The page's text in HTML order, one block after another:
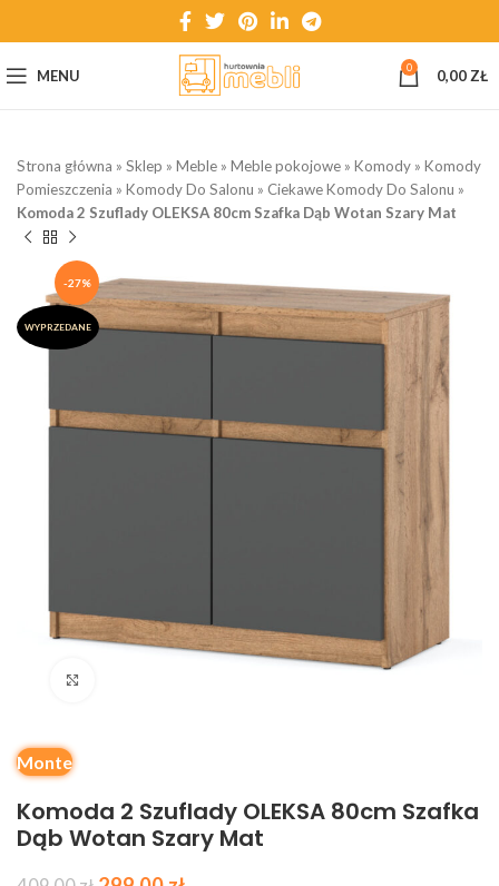
MENU 0 0,00 ZŁ
Strona główna » Sklep » Meble » Meble pokojowe » Komody » Komody
Pomieszczenia » Komody Do Salonu » Ciekawe Komody Do Salonu »
Komoda 2 Szuflady OLEKSA 80cm Szafka Dąb Wotan Szary Mat
-27%
WYPRZEDANE
Monte
Komoda 2 Szuflady OLEKSA 80cm Szafka
Dąb Wotan Szary Mat